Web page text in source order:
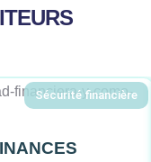
Sécurité financière